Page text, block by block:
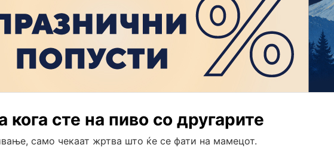
сте на пиво со другарите
само чекаат жртва што ќе се фати на мамецот.